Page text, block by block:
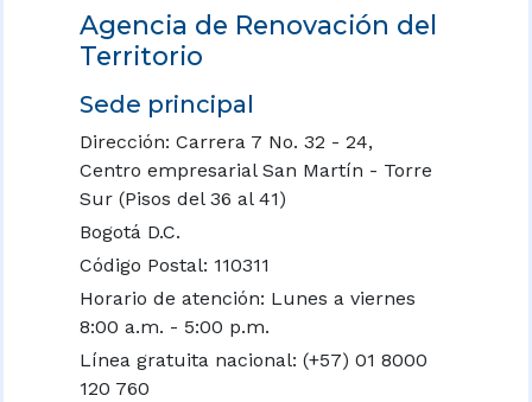
Agencia de Renovación del
Territorio
Sede principal
Dirección: Carrera 7 No. 32 - 24,
Centro empresarial San Martín - Torre
Sur (Pisos del 36 al 41)
Bogotá D.C.
Código Postal: 110311
Horario de atención: Lunes a viernes
8:00 a.m. - 5:00 p.m.
Línea gratuita nacional: (+57) 01 8000
120 760